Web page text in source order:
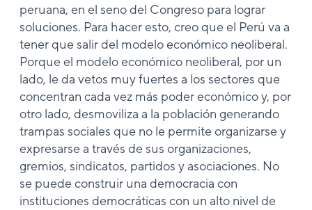
peruana, en el seno del Congreso para lograr
soluciones. Para hacer esto, creo que el Perú va a
tener que salir del modelo económico neoliberal.
Porque el modelo económico neoliberal, por un
lado, le da vetos muy fuertes a los sectores que
concentran cada vez más poder económico y, por
otro lado, desmoviliza a la población generando
trampas sociales que no le permite organizarse y
expresarse a través de sus organizaciones,
gremios, sindicatos, partidos y asociaciones. No
se puede construir una democracia con
instituciones democráticas con un alto nivel de